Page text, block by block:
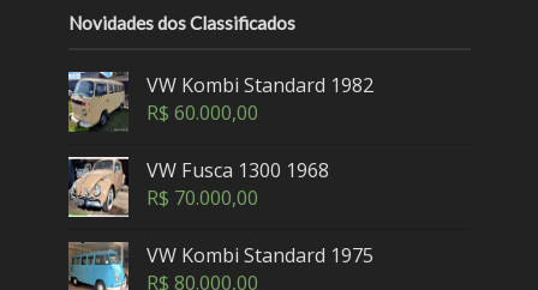
Novidades dos Classificados
VW Kombi Standard 1982
R$ 60.000,00
VW Fusca 1300 1968
R$ 70.000,00
VW Kombi Standard 1975
R$ 80.000,00